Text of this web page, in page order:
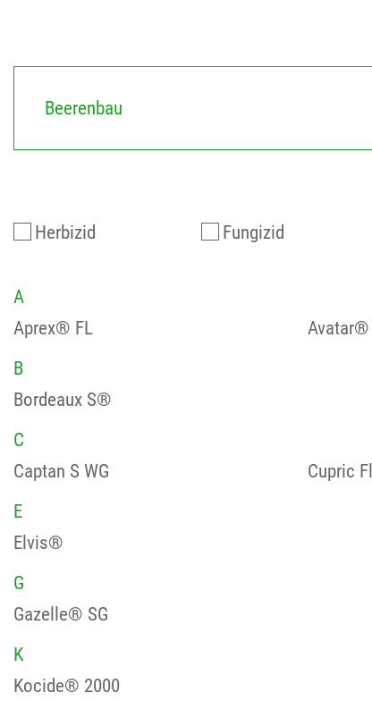
Beerenbau
Herbizid Fungizid
A
Aprex® FL
Avatar®
B
Bordeaux S®
C
Captan S WG
Cupric
E
Elvis®
G
Gazelle® SG
K
Kocide® 2000